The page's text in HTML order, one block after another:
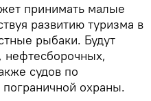
принимать малые
развитию туризма в
рыбаки. Будут
нефтесборочных,
судов по
охраны.